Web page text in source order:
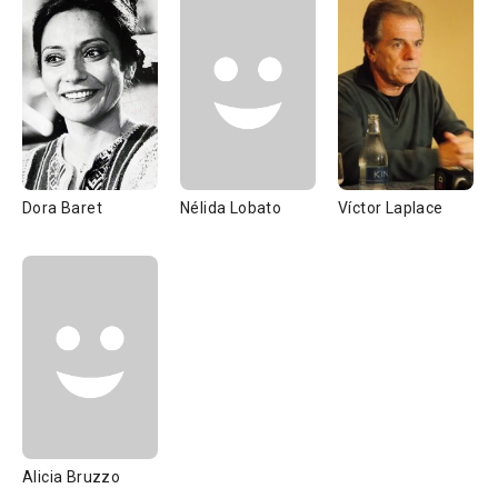
Dora Baret Nélida Lobato Víctor Laplace
Alicia Bruzzo